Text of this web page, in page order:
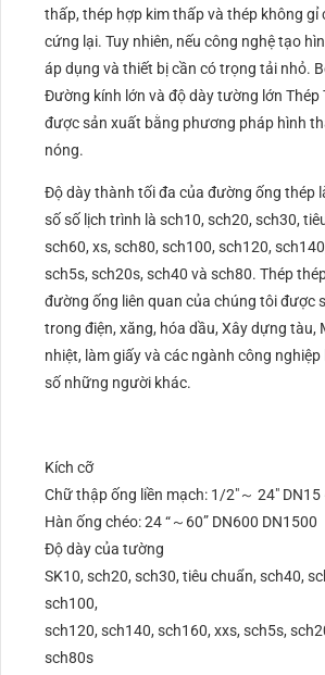
thấp, thép hợp kim thấp và thép không gỉ
cứng lại. Tuy nhiên, nếu công nghệ tạo
áp dụng và thiết bị cần có trọng tải nhỏ.
Đường kính lớn và độ dày tường lớn Thép
được sản xuất bằng phương pháp hình
nóng.
Độ dày thành tối đa của đường ống thép
số số lịch trình là sch10, sch20, sch30,
sch60, xs, sch80, sch100, sch120,
sch5s, sch20s, sch40 và sch80. Thép
đường ống liên quan của chúng tôi được
trong điện, xăng, hóa dầu, Xây dựng tàu,
nhiệt, làm giấy và các ngành công
số những người khác.
Kích cỡ
Chữ thập ống liền mạch: 1/2″～ 24″
Hàn ống chéo: 24 “～60” DN600 DN1500
Độ dày của tường
SK10, sch20, sch30, tiêu chuẩn, sch40,
sch100,
sch120, sch140, sch160, xxs, sch5s,
sch80s